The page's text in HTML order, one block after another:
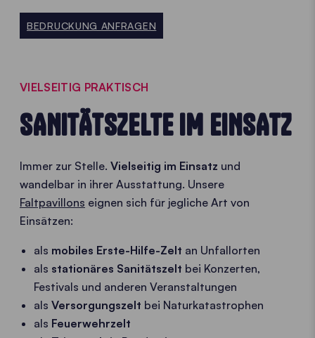
BEDRUCKUNG ANFRAGEN
VIELSEITIG PRAKTISCH
SANITÄTSZELTE IM EINSATZ
Immer zur Stelle. Vielseitig im Einsatz und
wandelbar in ihrer Ausstattung. Unsere
Faltpavillons eignen sich für jegliche Art von
Einsätzen:
als mobiles Erste-Hilfe-Zelt an Unfallorten
als stationäres Sanitätszelt bei Konzerten,
Festivals und anderen Veranstaltungen
als Versorgungszelt bei Naturkatastrophen
als Feuerwehrzelt